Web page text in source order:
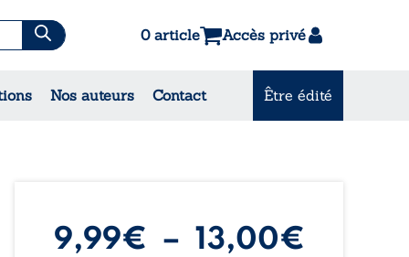
0 article Accès privé
Nos auteurs Contact Être édité
& Contes
9,99€ – 13,00€